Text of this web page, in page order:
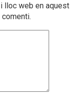
lloc web en aquest